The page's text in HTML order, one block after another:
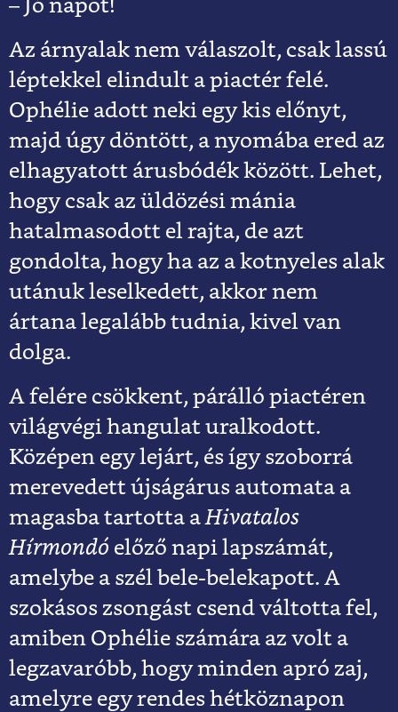
– Jó napot!
Az árnyalak nem válaszolt, csak lassú
léptekkel elindult a piactér felé.
Ophélie adott neki egy kis előnyt,
majd úgy döntött, a nyomába ered az
elhagyatott árusbódék között. Lehet,
hogy csak az üldözési mánia
hatalmasodott el rajta, de azt
gondolta, hogy ha az a kotnyeles alak
utánuk leselkedett, akkor nem
ártana legalább tudnia, kivel van
dolga.
A felére csökkent, párálló piactéren
világvégi hangulat uralkodott.
Középen egy lejárt, és így szoborrá
merevedett újságárus automata a
magasba tartotta aHivatalos
Hírmondó előző napi lapszámát,
amelybe a szél bele-belekapott. A
szokásos zsongást csend váltotta fel,
amiben Ophélie számára az volt a
legzavaróbb, hogy minden apró zaj,
amelyre egy rendes hétköznapon